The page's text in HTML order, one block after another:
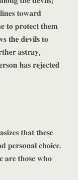
𝐭𝐨𝐰𝐚𝐫𝐝
𝐭𝐨 𝐩𝐫𝐨𝐭𝐞𝐜𝐭 𝐭𝐡𝐞𝐦
𝐭𝐡𝐞 𝐝𝐞𝐯𝐢𝐥𝐬 𝐭𝐨
𝐚𝐬𝐭𝐫𝐚𝐲,
𝐡𝐚𝐬 𝐫𝐞𝐣𝐞𝐜𝐭𝐞𝐝
𝐭𝐡𝐚𝐭 𝐭𝐡𝐞𝐬𝐞
𝐩𝐞𝐫𝐬𝐨𝐧𝐚𝐥 𝐜𝐡𝐨𝐢𝐜𝐞.
𝐚𝐫𝐞 𝐭𝐡𝐨𝐬𝐞 𝐰𝐡𝐨